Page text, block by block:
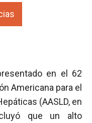
en el 62
Americana para el
(AASLD, en
que un alto